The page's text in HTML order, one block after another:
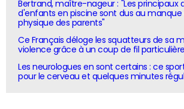
Bertrand, maître-nageur : "Les principaux
d'enfants en piscine sont dus au
physique des parents"
Ce Français déloge les squatteurs de sa
violence grâce à un coup de fil
Les neurologues en sont certains : ce
pour le cerveau et quelques minutes